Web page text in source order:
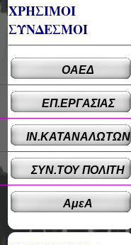
ΧΡΗΣΙΜΟΙ
ΣΥΝΔΕΣΜΟΙ
ΟΑΕΔ
ΕΠ.ΕΡΓΑΣΙΑΣ
ΙΝ.ΚΑΤΑΝΑΛΩΤΩΝ
ΣΥΝ.ΤΟΥ ΠΟΛΙΤΗ
ΑμεΑ